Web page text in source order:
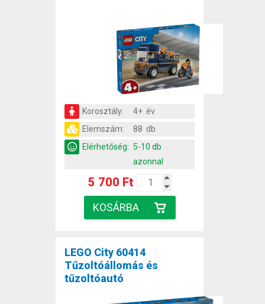
Korosztály:
4+ év
Elemszám:
88 db
Elérhetőség: 5-10 db
azonnal
5 700 Ft
LEGO City 60414
Tűzoltóállomás és
tűzoltóautó